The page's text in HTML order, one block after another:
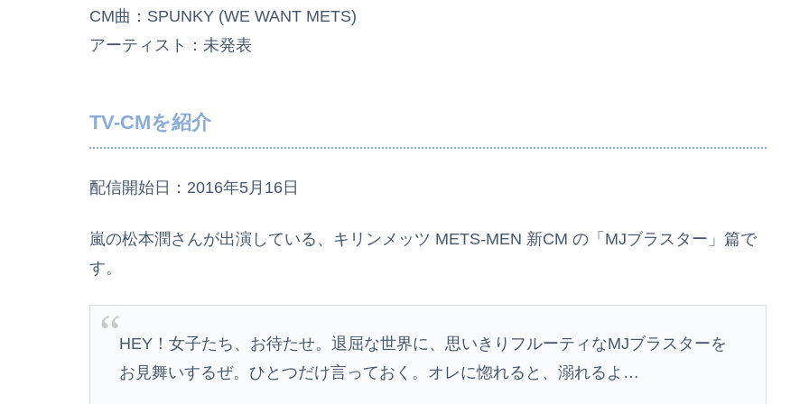
CM曲：SPUNKY (WE WANT METS)
アーティスト：未発表
TV-CMを紹介
配信開始日：2016年5月16日
嵐の松本潤さんが出演している、キリンメッツ METS-MEN 新CM の「MJブラスター」篇で
す。
HEY！女子たち、お待たせ。退屈な世界に、思いきりフルーティなMJブラスターを
お見舞いするぜ。ひとつだけ言っておく。オレに惚れると、溺れるよ…